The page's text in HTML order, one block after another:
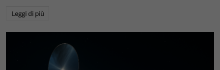
Leggi di più